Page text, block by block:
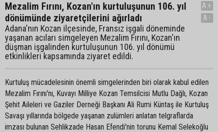
Mezalim Fırını, Kozan'ın kurtuluşunun 106. yıl
dönümünde ziyaretçilerini ağırladı
Adana'nın Kozan ilçesinde, Fransız işgali döneminde
yaşanan acıları simgeleyen Mezalim Fırını, Kozan'ın
düşman işgalinden kurtuluşunun 106. yıl dönümü
etkinlikleri kapsamında ziyaret edildi.
A+
A-
Kurtuluş mücadelesinin önemli simgelerinden biri olarak kabul edilen
Mezalim Fırını'nı, Kuvayı Milliye Kozan Temsilcisi Mutlu Dağlı, Kozan
Şehit Aileleri ve Gaziler Derneği Başkanı Ali Rumi Küntaş ile Kurtuluş
Savaşı yıllarında bölgede yaşanan zulümleri anlatan telgraflarda
imzası bulunan Sehlikzade Hasan Efendi'nin torunu Kemal Selekoğlu